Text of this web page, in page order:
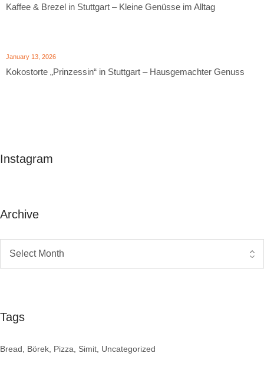
Kaffee & Brezel in Stuttgart – Kleine Genüsse im Alltag
January 13, 2026
Kokostorte „Prinzessin“ in Stuttgart – Hausgemachter Genuss
Instagram
Archive
Tags
Bread Börek Pizza Simit Uncategorized